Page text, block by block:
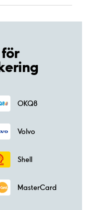
OKQ8
Volvo
Shell
MasterCard